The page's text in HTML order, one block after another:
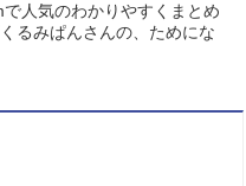
人気のわかりやすくまとめ
るみぱんさんの、ためにな